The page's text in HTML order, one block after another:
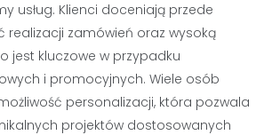
usług. Klienci doceniają przede
realizacji zamówień oraz wysoką
jest kluczowe w przypadku
i promocyjnych. Wiele osób
personalizacji, która pozwala
projektów dostosowanych